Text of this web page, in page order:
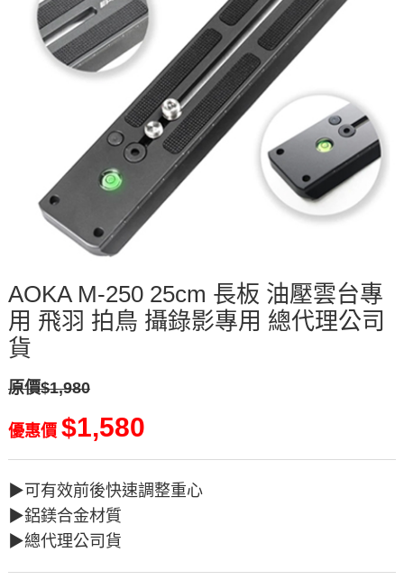
AOKA M-250 25cm 長板 油壓雲台專
用 飛羽 拍鳥 攝錄影專用 總代理公司
貨
原價$1,980
優惠價 $1,580
▶︎可有效前後快速調整重心
▶︎鋁鎂合金材質
▶︎總代理公司貨